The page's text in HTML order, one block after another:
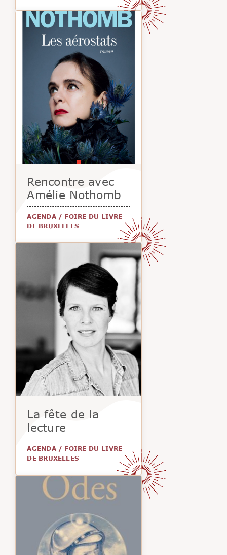
Rencontre avec
Amélie Nothomb
AGENDA/ FOIRE DU LIVRE
DE BRUXELLES
La fête de la
lecture
AGENDA/ FOIRE DU LIVRE
DE BRUXELLES